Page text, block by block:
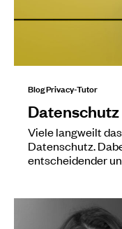
Blog Privacy-Tutor
Viele langweilt
Datenschutz.
entscheidender